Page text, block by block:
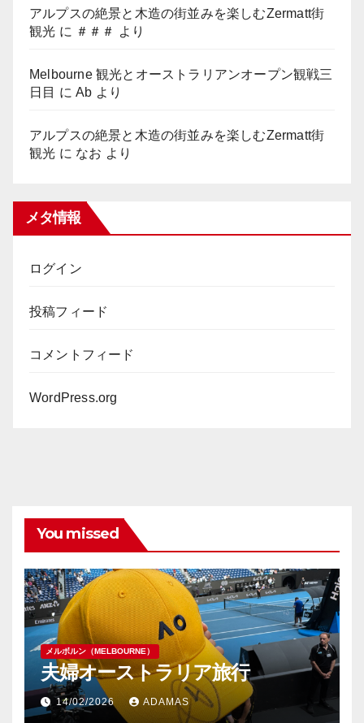
アルプスの絶景と木造の街並みを楽しむZermatt街
観光 に ＃＃＃ より
Melbourne 観光とオーストラリアンオープン観戦三
日目 にAb より
アルプスの絶景と木造の街並みを楽しむZermatt街
観光 に なお より
メタ情報
ログイン
投稿フィード
コメントフィード
WordPress.org
You missed
メルボルン（MELBOURNE）
夫婦オーストラリア旅行
14/02/2026 ADAMAS